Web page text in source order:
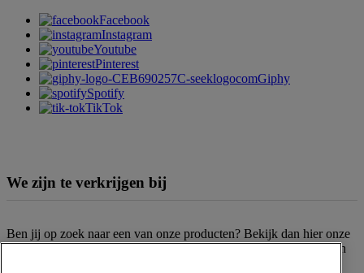
Facebook
Instagram
Youtube
Pinterest
Giphy
Spotify
TikTok
We zijn te verkrijgen bij
Ben jij op zoek naar een van onze producten? Bekijk dan hier onze
verkooppunten. Het assortiment kan per filiaal en supermarktketen